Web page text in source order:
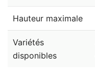
Hauteur maximale
Variétés
disponibles